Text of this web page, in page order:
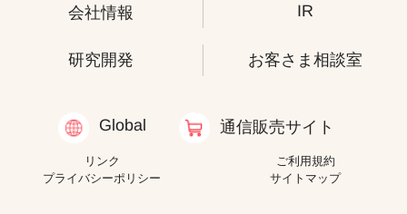
会社情報 IR
研究開発 お客さま相談室
Global 通信販売サイト
リンク
ご利用規約
プライバシーポリシー
サイトマップ